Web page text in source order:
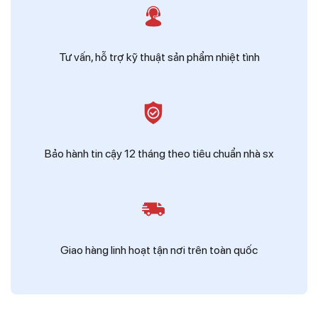
Tư vấn, hỗ trợ kỹ thuật sản phẩm nhiệt tình
Bảo hành tin cậy 12 tháng theo tiêu chuẩn nhà sx
Giao hàng linh hoạt tận nơi trên toàn quốc